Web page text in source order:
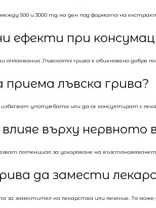
500 и 3000 mg на ден под формата на
ефекти при
Лъвската грива е обикновено добре
лъвска грива?
употребата или да се консултират с
влияе върху нервното
потенциал за ускоряване на
да замести
за заместител на лекарства или лечение. Тя